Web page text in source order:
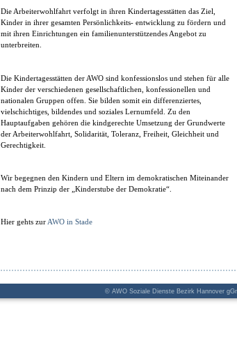
Die Arbeiterwohlfahrt verfolgt in ihren Kindertagesstätten das Ziel,
Kinder in ihrer gesamten Persönlichkeits- entwicklung zu fördern und
mit ihren Einrichtungen ein familienunterstützendes Angebot zu
unterbreiten.
Die Kindertagesstätten der AWO sind konfessionslos und stehen für alle
Kinder der verschiedenen gesellschaftlichen, konfessionellen und
nationalen Gruppen offen. Sie bilden somit ein differenziertes,
vielschichtiges, bildendes und soziales Lernumfeld. Zu den
Hauptaufgaben gehören die kindgerechte Umsetzung der Grundwerte
der Arbeiterwohlfahrt, Solidarität, Toleranz, Freiheit, Gleichheit und
Gerechtigkeit.
Wir begegnen den Kindern und Eltern im demokratischen Miteinander
nach dem Prinzip der „Kinderstube der Demokratie“.
Hier gehts zur AWO in Stade
© AWO Soziale Dienste Bezirk Hannover